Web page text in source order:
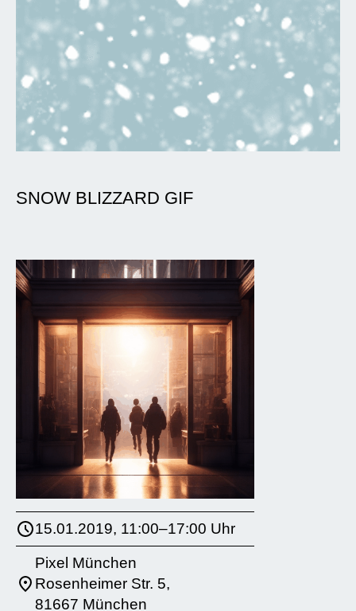
SNOW BLIZZARD GIF
15.01.2019, 11:00–17:00 Uhr
Pixel München
Rosenheimer Str. 5,
81667 München